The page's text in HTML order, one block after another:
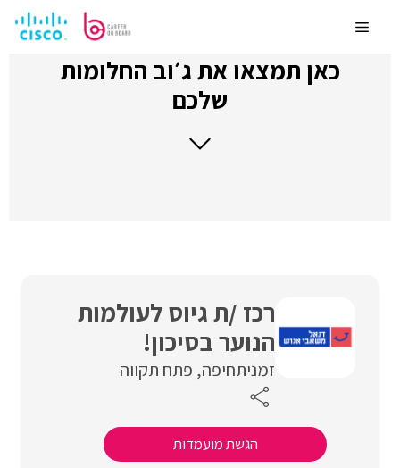
לתוכןMenu
כאן תמצאו את ג׳וב החלומות
שלכם
רכז /ת גיוס לעולמות
הנוער בסיכון!
זמניתחיפה פתח תקווה
הגשת מועמדות